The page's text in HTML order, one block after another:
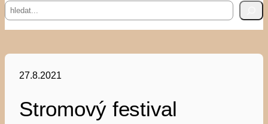
Hledat
27.8.2021
Stromový festival